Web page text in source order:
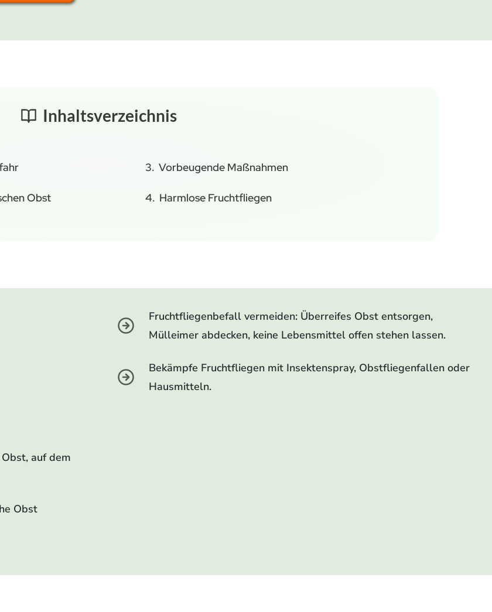
Inhaltsverzeichnis
Obst
Vorbeugende Maßnahmen
Harmlose Fruchtfliegen
Fruchtfliegenbefall vermeiden: Überreifes Obst entsorgen,
Mülleimer abdecken, keine Lebensmittel offen stehen lassen.
Bekämpfe Fruchtfliegen mit Insektenspray, Obstfliegenfallen oder
Hausmitteln.
auf dem
Obst